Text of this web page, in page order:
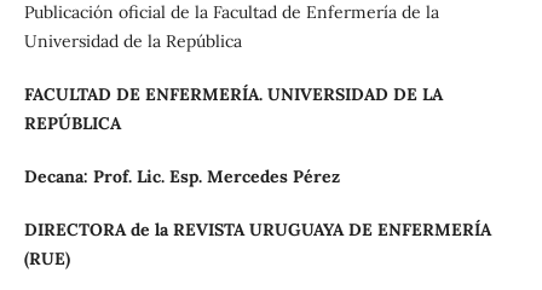
Publicación oficial de la Facultad de Enfermería de la
Universidad de la República
FACULTAD DE ENFERMERÍA. UNIVERSIDAD DE LA
REPÚBLICA
Decana: Prof. Lic. Esp. Mercedes Pérez
DIRECTORA de la REVISTA URUGUAYA DE ENFERMERÍA
(RUE)